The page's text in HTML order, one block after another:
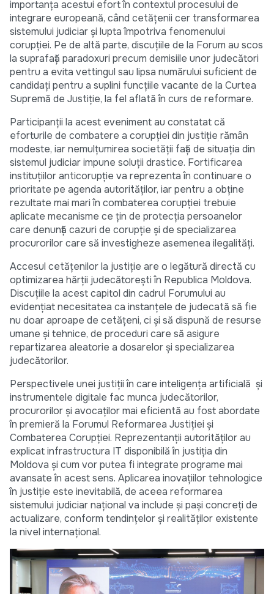
importanța acestui efort în contextul procesului de
integrare europeană, când cetățenii cer transformarea
sistemului judiciar și lupta împotriva fenomenului
corupției. Pe de altă parte, discuțiile de la Forum au scos
la suprafață paradoxuri precum demisiile unor judecători
pentru a evita vettingul sau lipsa numărului suficient de
candidați pentru a suplini funcțiile vacante de la Curtea
Supremă de Justiție, la fel aflată în curs de reformare.
Participanții la acest eveniment au constatat că
eforturile de combatere a corupției din justiție rămân
modeste, iar nemulțumirea societății față de situația din
sistemul judiciar impune soluții drastice. Fortificarea
instituțiilor anticorupție va reprezenta în continuare o
prioritate pe agenda autorităților, iar pentru a obține
rezultate mai mari în combaterea corupției trebuie
aplicate mecanisme ce țin de protecția persoanelor
care denunță cazuri de corupție și de specializarea
procurorilor care să investigheze asemenea ilegalități.
Accesul cetățenilor la justiție are o legătură directă cu
optimizarea hărții judecătorești în Republica Moldova.
Discuțiile la acest capitol din cadrul Forumului au
evidențiat necesitatea ca instanțele de judecată să fie
nu doar aproape de cetățeni, ci și să dispună de resurse
umane și tehnice, de proceduri care să asigure
repartizarea aleatorie a dosarelor și specializarea
judecătorilor.
Perspectivele unei justiții în care inteligența artificială și
instrumentele digitale fac munca judecătorilor,
procurorilor și avocaților mai eficientă au fost abordate
în premieră la Forumul Reformarea Justiției și
Combaterea Corupției. Reprezentanții autorităților au
explicat infrastructura IT disponibilă în justiția din
Moldova și cum vor putea fi integrate programe mai
avansate în acest sens. Aplicarea inovațiilor tehnologice
în justiție este inevitabilă, de aceea reformarea
sistemului judiciar național va include și pași concreți de
actualizare, conform tendințelor și realităților existente
la nivel internațional.